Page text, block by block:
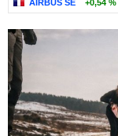
AIRBUS SE +0,54 %